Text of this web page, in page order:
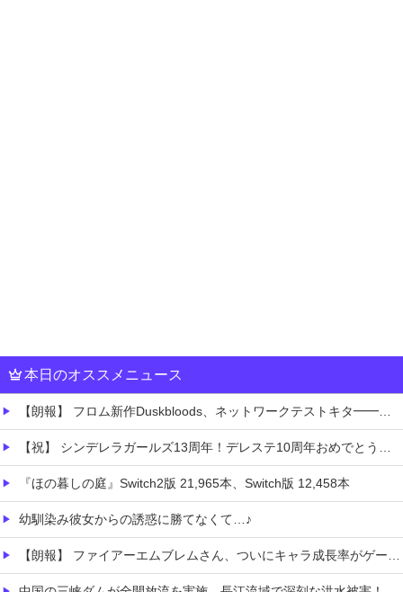
本日のオススメニュース
【朗報】 フロム新作Duskbloods、ネットワークテストキタ━━━━(゜∀゜)━━━━!!
【祝】 シンデレラガールズ13周年！デレステ10周年おめでとう！ガチャ更新SSR八神マキノ・イベントSRイヴ、SR望月聖！
『ほの暮しの庭』Switch2版 21,965本、Switch版 12,458本
幼馴染み彼女からの誘惑に勝てなくて…♪
【朗報】 ファイアーエムブレムさん、ついにキャラ成長率がゲーム内で見れるようになる